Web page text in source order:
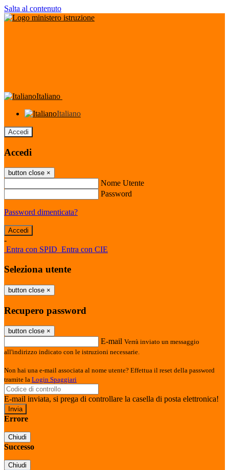
Salta al contenuto
Italiano
Italiano
Accedi
Accedi
button close ×
Nome Utente
Password
Password dimenticata?
-
Entra con SPID Entra con CIE
Seleziona utente
button close ×
Recupero password
button close ×
E-mail Verrà inviato un messaggio
all'indirizzo indicato con le istruzioni necessarie.
Non hai una e-mail associata al nome utente? Effettua il reset della password
tramite la Login Spaggiari
E-mail inviata, si prega di controllare la casella di posta elettronica!
Errore
Chiudi
Successo
Chiudi